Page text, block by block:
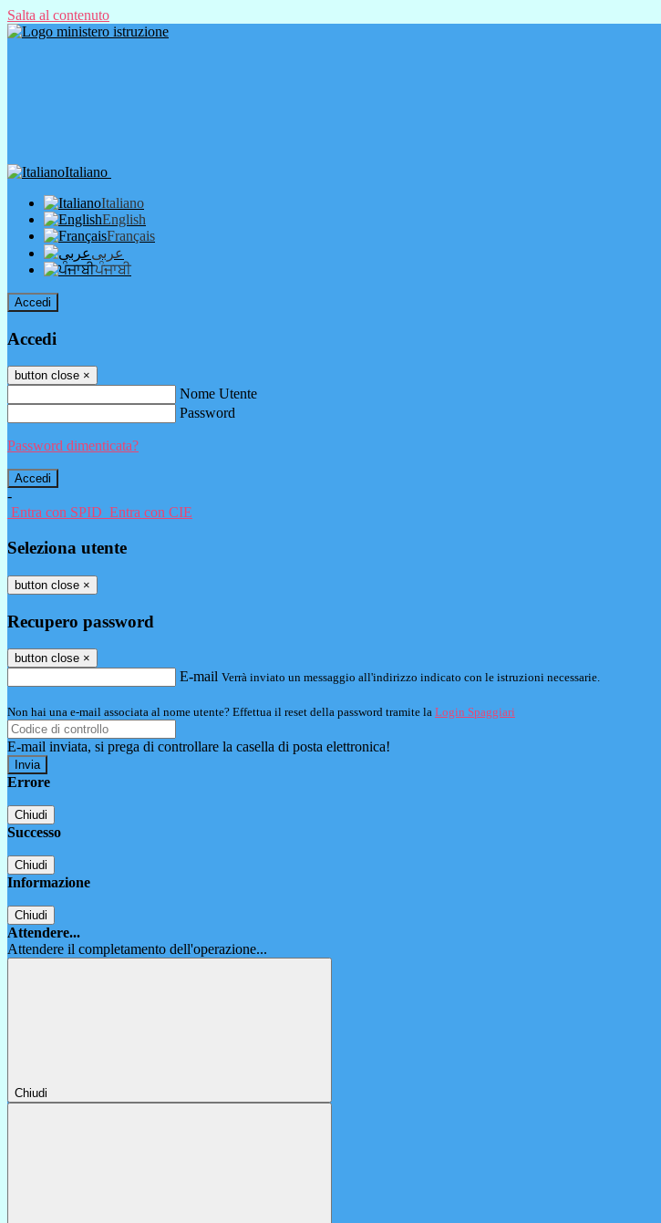
Salta al contenuto
Italiano
Italiano
English
Français
عربى
ਪੰਜਾਬੀ
Accedi
Accedi
button close ×
Nome Utente
Password
Password dimenticata?
-
Entra con SPID Entra con CIE
Seleziona utente
button close ×
Recupero password
button close ×
E-mail Verrà inviato un messaggio all'indirizzo indicato con le istruzioni necessarie.
Non hai una e-mail associata al nome utente? Effettua il reset della password tramite la Login Spaggiari
E-mail inviata, si prega di controllare la casella di posta elettronica!
Errore
Chiudi
Successo
Chiudi
Informazione
Chiudi
Attendere...
Attendere il completamento dell'operazione...
Chiudi